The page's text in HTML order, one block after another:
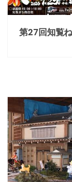
第27回知覧